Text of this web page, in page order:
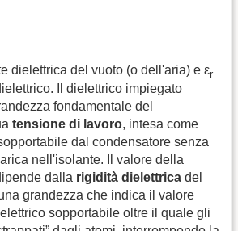
dielettrica del vuoto (o dell'aria) e εr
Il dielettrico impiegato
fondamentale del
tensione di lavoro, intesa come
dal condensatore senza
nell'isolante. Il valore della
dalla rigidità dielettrica del
grandezza che indica il valore
sopportabile oltre il quale gli